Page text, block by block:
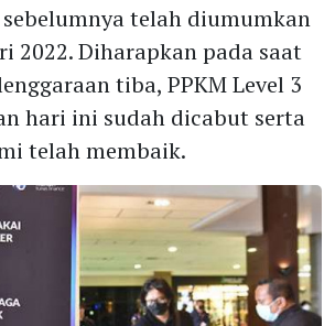
telah diumumkan
2022. Diharapkan pada saat
tiba, PPKM Level 3
hari ini sudah dicabut serta
telah membaik.